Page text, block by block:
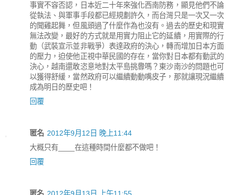
事實不容否認，日本近二十年來強化西南防務，顯見他們不論
從執法、與軍事手段都已經規劃許久，而台灣只是一次又一次
的聞雞起舞，但風頭過了什麼作為也沒有。過去的歷史和現實
無法改變，最好的方式就是用實力阻止它的延續，用實際的行
動（武裝宣示並非戰爭）表達政府的決心，轉而增加日本方面
的壓力，迫使他正視中華民國的存在，當你對日本都有動武的
決心，越南還敢恣意地對太平島挑釁嗎？東沙南沙的問題也可
以獲得舒緩，當然政府可以繼續動動嘴皮子，那就讓現況繼續
成為明日的歷史吧！
回覆
匿名 2012年9月12日 晚上11:44
大概只有____在這種時間什麼都不做吧！
回覆